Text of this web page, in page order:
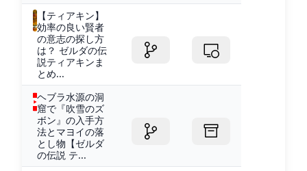
【ティアキン】
効率の良い賢者
の意志の探し方
は？ ゼルダの伝
説ティアキンま
とめ...
ヘブラ水源の洞
窟で『吹雪のズ
ボン』の入手方
法とマヨイの落
とし物【ゼルダ
の伝説 テ...